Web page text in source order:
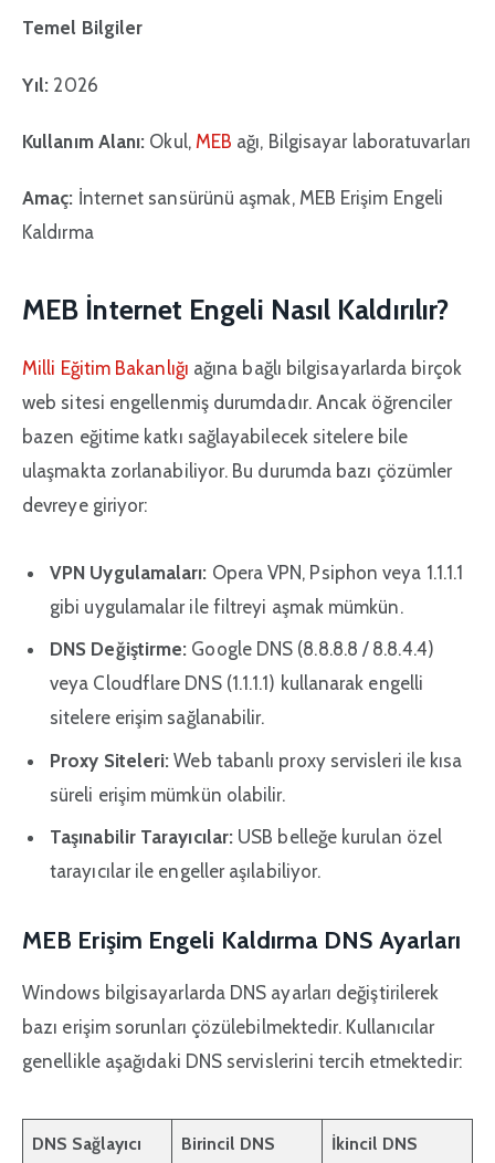
Temel Bilgiler
Yıl: 2026
Kullanım Alanı: Okul, MEB ağı, Bilgisayar laboratuvarları
Amaç: İnternet sansürünü aşmak, MEB Erişim Engeli
Kaldırma
MEB İnternet Engeli Nasıl Kaldırılır?
Milli Eğitim Bakanlığı ağına bağlı bilgisayarlarda birçok
web sitesi engellenmiş durumdadır. Ancak öğrenciler
bazen eğitime katkı sağlayabilecek sitelere bile
ulaşmakta zorlanabiliyor. Bu durumda bazı çözümler
devreye giriyor:
VPN Uygulamaları: Opera VPN, Psiphon veya 1.1.1.1
gibi uygulamalar ile filtreyi aşmak mümkün.
DNS Değiştirme: Google DNS (8.8.8.8 / 8.8.4.4)
veya Cloudflare DNS (1.1.1.1) kullanarak engelli
sitelere erişim sağlanabilir.
Proxy Siteleri: Web tabanlı proxy servisleri ile kısa
süreli erişim mümkün olabilir.
Taşınabilir Tarayıcılar: USB belleğe kurulan özel
tarayıcılar ile engeller aşılabiliyor.
MEB Erişim Engeli Kaldırma DNS Ayarları
Windows bilgisayarlarda DNS ayarları değiştirilerek
bazı erişim sorunları çözülebilmektedir. Kullanıcılar
genellikle aşağıdaki DNS servislerini tercih etmektedir:
DNS Sağlayıcı Birincil DNS İkincil DNS